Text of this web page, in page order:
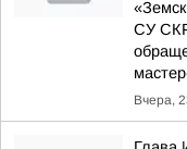
СУ СКР
Вчера,